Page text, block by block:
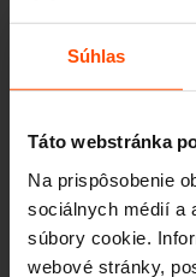
Súhlas
Táto webstránka
Na prispôsobenie
sociálnych médií a
súbory cookie.
webové stránky,